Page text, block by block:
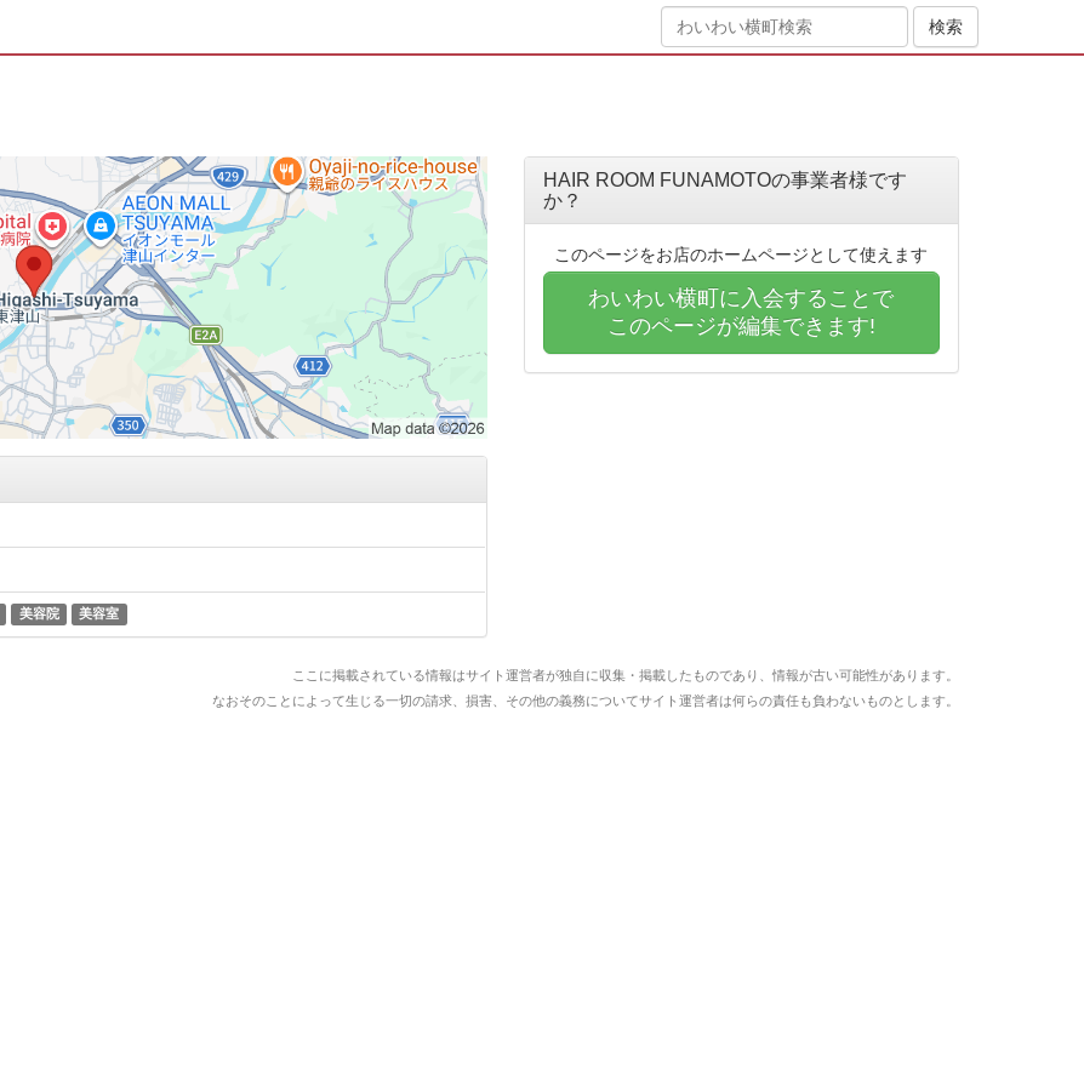
美容院 美容室
HAIR ROOM FUNAMOTOの事業者様です
か？
このページをお店のホームページとして使えます
わいわい横町に入会することで
このページが編集できます!
ここに掲載されている情報はサイト運営者が独自に収集・掲載したものであり、情報が古い可能性があります。
なおそのことによって生じる一切の請求、損害、その他の義務についてサイト運営者は何らの責任も負わないものとします。